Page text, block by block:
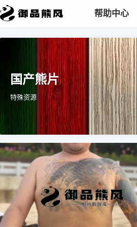
帮助中心
国产熊片
特殊资源